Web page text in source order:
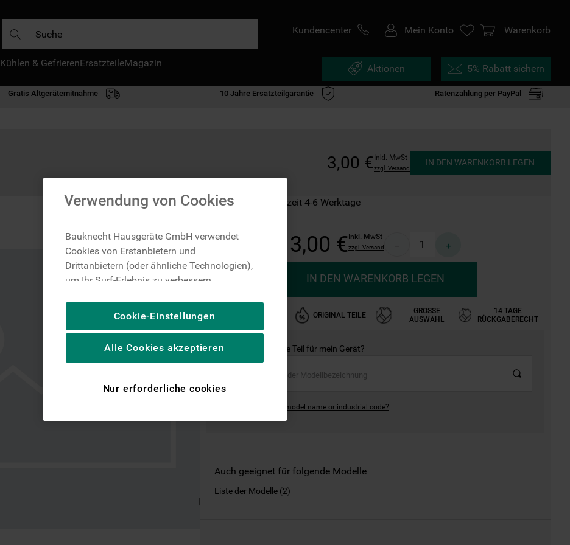
Kundencenter Mein Konto Warenkorb
Kühlen & GefrierenErsatzteileMagazin Aktionen 5% Rabatt sichern
Gratis Altgerätemitnahme 10 Jahre Ersatzteilgarantie Ratenzahlung per PayPal
3,00 € Inkl. MwSt
zzgl. Versand
IN DEN WARENKORB LEGEN
Auf Lager: Lieferzeit 4-6 Werktage
3,00 €Inkl. MwSt
zzgl. Versand ＋
IN DEN WARENKORB LEGEN
ORIGINAL TEILE
GROSSE A
USWAHL
14 TAGE
RÜCKGABERECHT
Ist dies das richtige Teil für mein Gerät?
Where can I find the model name or industrial code?
Auch geeignet für folgende Modelle
Liste der Modelle (2)
Verwendung von Cookies
Bauknecht Hausgeräte GmbH verwendet
Cookies von Erstanbietern und
Drittanbietern (oder ähnliche Technologien),
um Ihr Surf-Erlebnis zu verbessern
um die redaktionellen Inhalte der Website
basierend auf Ihrer Nutzung der Website zu
personalisieren, die Funktionalität der
spezifische Funktionen anzubieten
(einschließlich über Drittanbieter und auf
Plattformen, beispielsweise Google LLC –
Cookie-Einstellungen
Nur erforderliche cookies
Alle Cookies akzeptieren
DIE HÄUFIGSTEN SUCHANFRAGEN
gefrierschrank